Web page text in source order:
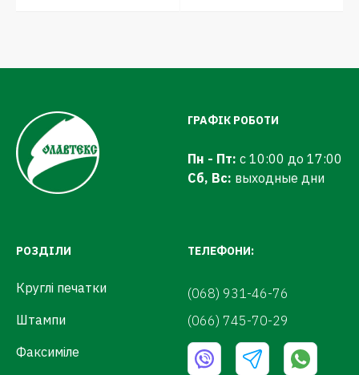
ГРАФІК РОБОТИ
Пн - Пт: с 10:00 до 17:00
Сб, Вс: выходные дни
РОЗДІЛИ
Круглі печатки
Штампи
Факсиміле
ТЕЛЕФОНИ:
(068) 931-46-76
(066) 745-70-29